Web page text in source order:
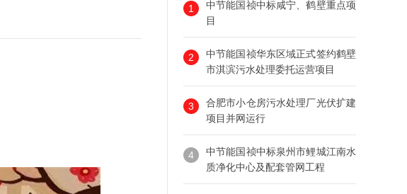
1
中节能国祯中标咸宁、鹤壁重点项
目
2
中节能国祯华东区域正式签约鹤壁
市淇滨污水处理委托运营项目
3
合肥市小仓房污水处理厂光伏扩建
项目并网运行
4
中节能国祯中标泉州市鲤城江南水
质净化中心及配套管网工程